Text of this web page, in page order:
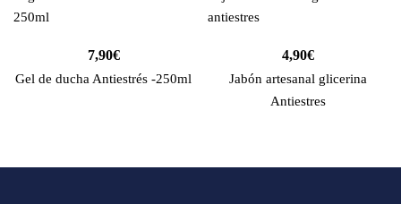
7,90€
Gel de ducha Antiestrés -250ml
4,90€
Jabón artesanal glicerina
Antiestres